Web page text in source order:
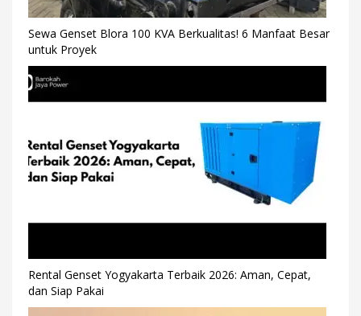
Sewa Genset Blora 100 KVA Berkualitas! 6 Manfaat Besar
untuk Proyek
Rental Genset Yogyakarta Terbaik 2026: Aman, Cepat,
dan Siap Pakai